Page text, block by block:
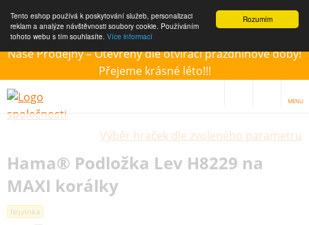
Rozumím
Tento eshop používá k poskytování služeb, personalizaci
reklam a analýze návštěvnosti soubory cookie. Používáním
tohoto webu s tím souhlasíte. Více informací
Naše Prodejny – Otevřeny dle otvírací prázdninové doby!
Přejeme krásné léto!!!
MENU
Výběr hraček dle zvoleného parametru
Hama® Podložka Lev H8229 na
MAXI korálky
Novinka